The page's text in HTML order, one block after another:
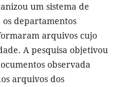
um sistema de
departamentos
arquivos cujo
A pesquisa objetivou
observada
arquivos dos